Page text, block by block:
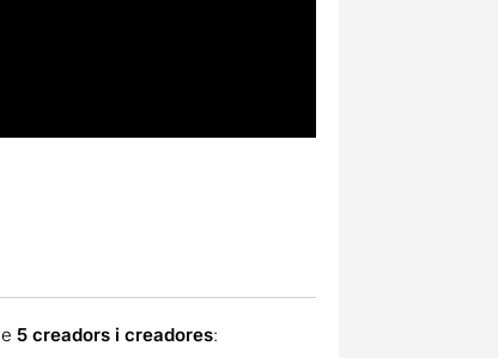
5 creadors i creadores: